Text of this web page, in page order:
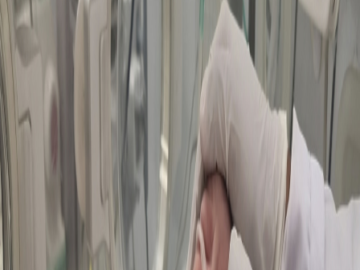
Iqtishodia
Sastra
Literasi Umat